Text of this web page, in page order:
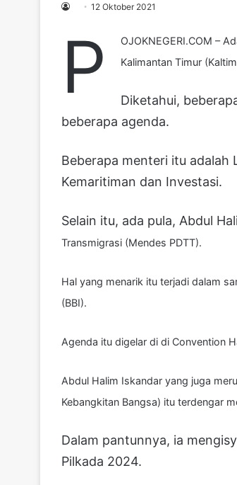
12 Oktober 2021
P
OJOKNEGERI.COM –
Kalimantan Timur
Diketahui,
beberapa agenda.
Beberapa menteri itu adalah
Kemaritiman dan Investasi.
Selain itu, ada pula, Abdul
Transmigrasi (Mendes PDTT).
Hal yang menarik itu terjadi dalam
(BBI).
Agenda itu digelar di di Convention
Abdul Halim Iskandar yang juga
Kebangkitan Bangsa) itu terdengar
Dalam pantunnya, ia
Pilkada 2024.